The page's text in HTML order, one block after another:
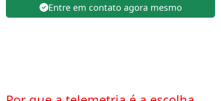
Entre em contato agora mesmo